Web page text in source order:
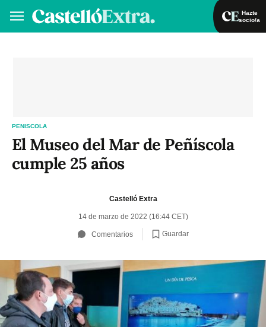
Hazte
socio/a
PENISCOLA
El Museo del Mar de Peñíscola
cumple 25 años
Castelló Extra
14 de marzo de 2022 (16:44 CET)
Comentarios Guardar